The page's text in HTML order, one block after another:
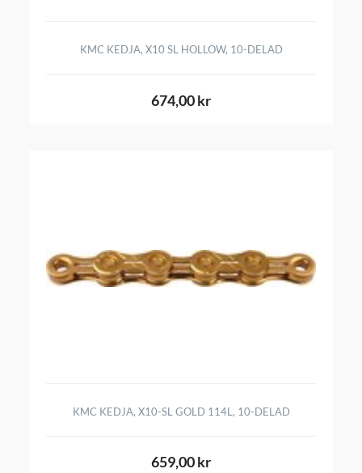
KMC KEDJA, X10 SL HOLLOW, 10-DELAD
674,00 kr
KMC KEDJA, X10-SL GOLD 114L, 10-DELAD
659,00 kr